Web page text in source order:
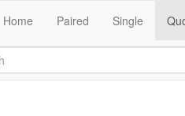
Home Paired Single